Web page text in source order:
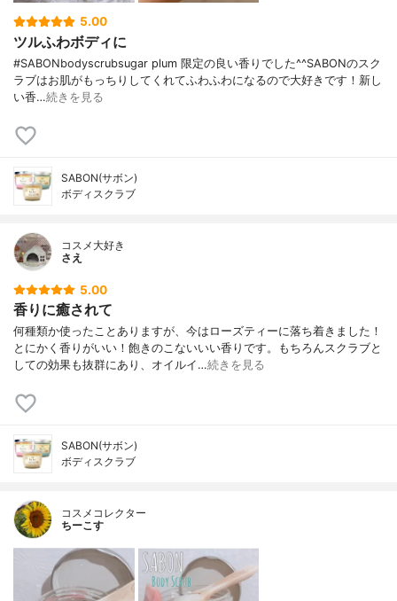
5.00
ツルふわボディに
#SABONbodyscrubsugar plum 限定の良い香りでした^^SABONのスク
ラブはお肌がもっちりしてくれてふわふわになるので大好きです！新し
い香…続きを見る
SABON(サボン)
ボディスクラブ
コスメ大好き
さえ
5.00
香りに癒されて
何種類か使ったことありますが、今はローズティーに落ち着きました！
とにかく香りがいい！飽きのこないいい香りです。もちろんスクラブと
しての効果も抜群にあり、オイルイ…続きを見る
SABON(サボン)
ボディスクラブ
コスメコレクター
ちーこす